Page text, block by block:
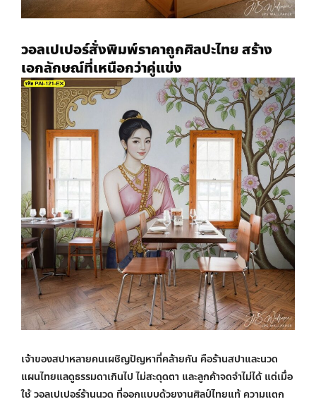
วอลเปเปอร์สั่งพิมพ์ราคาถูกศิลปะไทย สร้าง
เอกลักษณ์ที่เหนือกว่าคู่แข่ง
เจ้าของสปาหลายคนเผชิญปัญหาที่คล้ายกัน คือร้านสปาและนวด
แผนไทยแลดูธรรมดาเกินไป ไม่สะดุดตา และลูกค้าจดจำไม่ได้ แต่เมื่อ
ใช้วอลเปเปอร์ร้านนวด ที่ออกแบบด้วยงานศิลป์ไทยแท้ ความแตก